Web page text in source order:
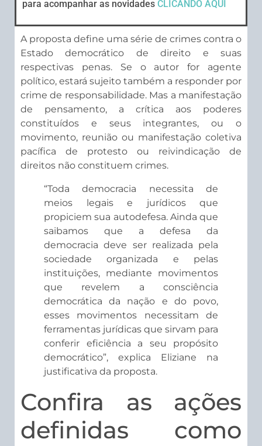
para acompanhar as novidades CLICANDO AQUI
A proposta define uma série de crimes contra o
Estado democrático de direito e suas
respectivas penas. Se o autor for agente
político, estará sujeito também a responder por
crime de responsabilidade. Mas a manifestação
de pensamento, a crítica aos poderes
constituídos e seus integrantes, ou o
movimento, reunião ou manifestação coletiva
pacífica de protesto ou reivindicação de
direitos não constituem crimes.
“Toda democracia necessita de
meios legais e jurídicos que
propiciem sua autodefesa. Ainda que
saibamos que a defesa da
democracia deve ser realizada pela
sociedade organizada e pelas
instituições, mediante movimentos
que revelem a consciência
democrática da nação e do povo,
esses movimentos necessitam de
ferramentas jurídicas que sirvam para
conferir eficiência a seu propósito
democrático”, explica Eliziane na
justificativa da proposta.
Confira as ações
definidas como